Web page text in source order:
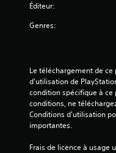
Éditeur:
Genres:
Le téléchargement de
d'utilisation de
condition spécifique à ce
conditions, ne
Conditions d'utilisation
importantes.
Frais de licence à usage